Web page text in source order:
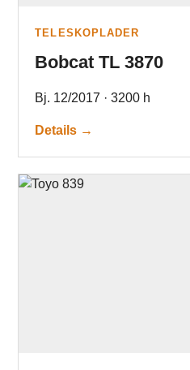
TELESKOPLADER
Bobcat TL 3870
Bj. 12/2017 · 3200 h
Details →